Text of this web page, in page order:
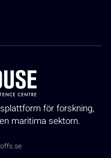
för forskning,
maritima sektorn.